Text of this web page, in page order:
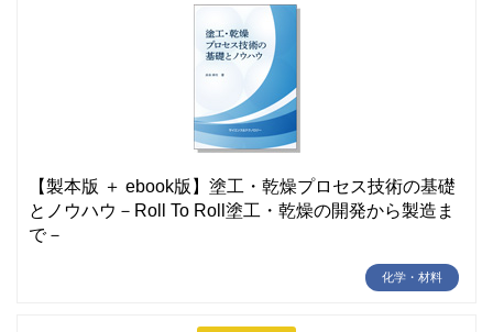
【製本版 ＋ ebook版】塗工・乾燥プロセス技術の基礎
とノウハウ－Roll To Roll塗工・乾燥の開発から製造ま
で－
化学・材料